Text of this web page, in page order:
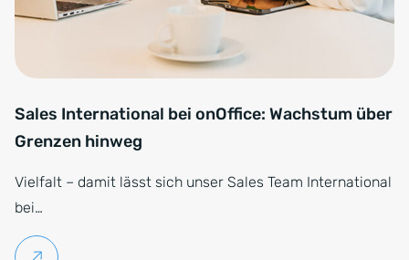
Sales International bei onOffice: Wachstum über
Grenzen hinweg
Vielfalt – damit lässt sich unser Sales Team International
bei…
Weiterlesen